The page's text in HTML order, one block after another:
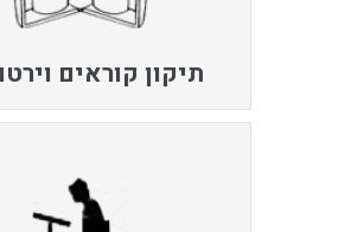
תיקון קוראים